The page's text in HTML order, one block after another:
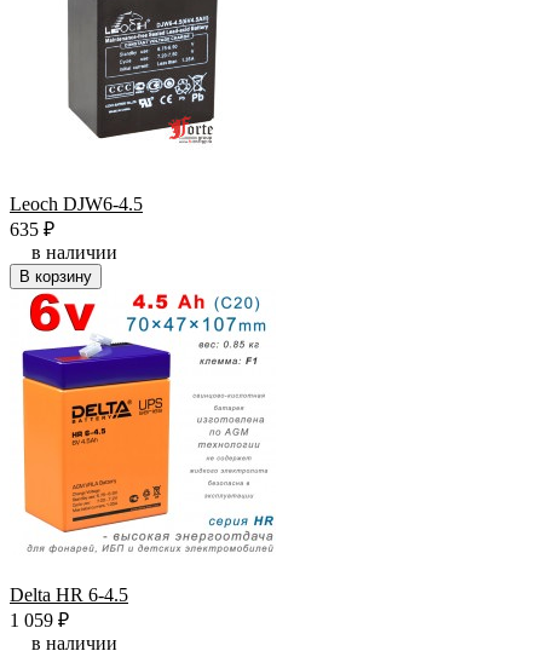
Leoch DJW6-4.5
635 ₽
в наличии
В корзину
Delta HR 6-4.5
1 059 ₽
в наличии